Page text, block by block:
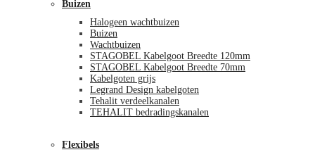
Buizen
Halogeen wachtbuizen
Buizen
Wachtbuizen
STAGOBEL Kabelgoot Breedte 120mm
STAGOBEL Kabelgoot Breedte 70mm
Kabelgoten grijs
Legrand Design kabelgoten
Tehalit verdeelkanalen
TEHALIT bedradingskanalen
Flexibels